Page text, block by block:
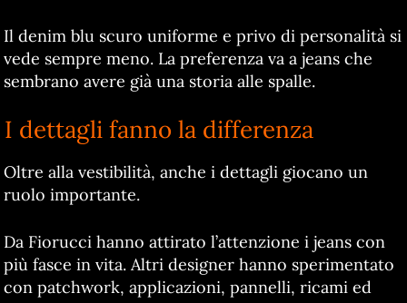
Il denim blu scuro uniforme e privo di personalità si
vede sempre meno. La preferenza va a jeans che
sembrano avere già una storia alle spalle.
I dettagli fanno la differenza
Oltre alla vestibilità, anche i dettagli giocano un
ruolo importante.
Da Fiorucci hanno attirato l’attenzione i jeans con
più fasce in vita. Altri designer hanno sperimentato
con patchwork, applicazioni, pannelli, ricami ed